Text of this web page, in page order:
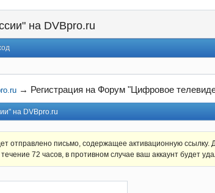
на DVBpro.ru
→ Регистрация на Форум "Цифровое
на DVBpro.ru
отправлено письмо, содержащее активационную
72 часов, в противном случае ваш аккаунт будет